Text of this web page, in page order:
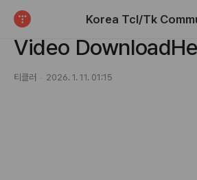
Korea Tcl/Tk
블로그 (Blog)/잡담 (Smalltalk)
Video
티클러 2026. 1. 11. 01:15